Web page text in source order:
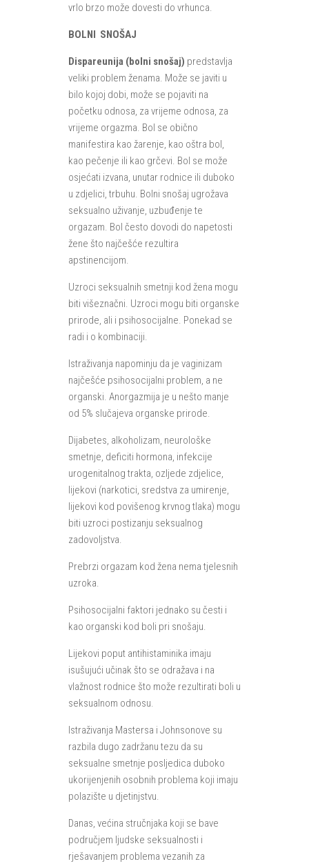
vrlo brzo može dovesti do vrhunca.
BOLNI SNOŠAJ
Dispareunija (bolni snošaj) predstavlja
veliki problem ženama. Može se javiti u
bilo kojoj dobi, može se pojaviti na
početku odnosa, za vrijeme odnosa, za
vrijeme orgazma. Bol se obično
manifestira kao žarenje, kao oštra bol,
kao pečenje ili kao grčevi. Bol se može
osjećati izvana, unutar rodnice ili duboko
u zdjelici, trbuhu. Bolni snošaj ugrožava
seksualno uživanje, uzbuđenje te
orgazam. Bol često dovodi do napetosti
žene što najčešće rezultira
apstinencijom.
Uzroci seksualnih smetnji kod žena mogu
biti višeznačni. Uzroci mogu biti organske
prirode, ali i psihosocijalne. Ponekad se
radi i o kombinaciji.
Istraživanja napominju da je vaginizam
najčešće psihosocijalni problem, a ne
organski. Anorgazmija je u nešto manje
od 5% slučajeva organske prirode.
Dijabetes, alkoholizam, neurološke
smetnje, deficiti hormona, infekcije
urogenitalnog trakta, ozljede zdjelice,
lijekovi (narkotici, sredstva za umirenje,
lijekovi kod povišenog krvnog tlaka) mogu
biti uzroci postizanju seksualnog
zadovoljstva.
Prebrzi orgazam kod žena nema tjelesnih
uzroka.
Psihosocijalni faktori jednako su česti i
kao organski kod boli pri snošaju.
Lijekovi poput antihistaminika imaju
isušujući učinak što se odražava i na
vlažnost rodnice što može rezultirati boli u
seksualnom odnosu.
Istraživanja Mastersa i Johnsonove su
razbila dugo zadržanu tezu da su
seksualne smetnje posljedica duboko
ukorijenjenih osobnih problema koji imaju
polazište u djetinjstvu.
Danas, većina stručnjaka koji se bave
područjem ljudske seksualnosti i
rješavanjem problema vezanih za